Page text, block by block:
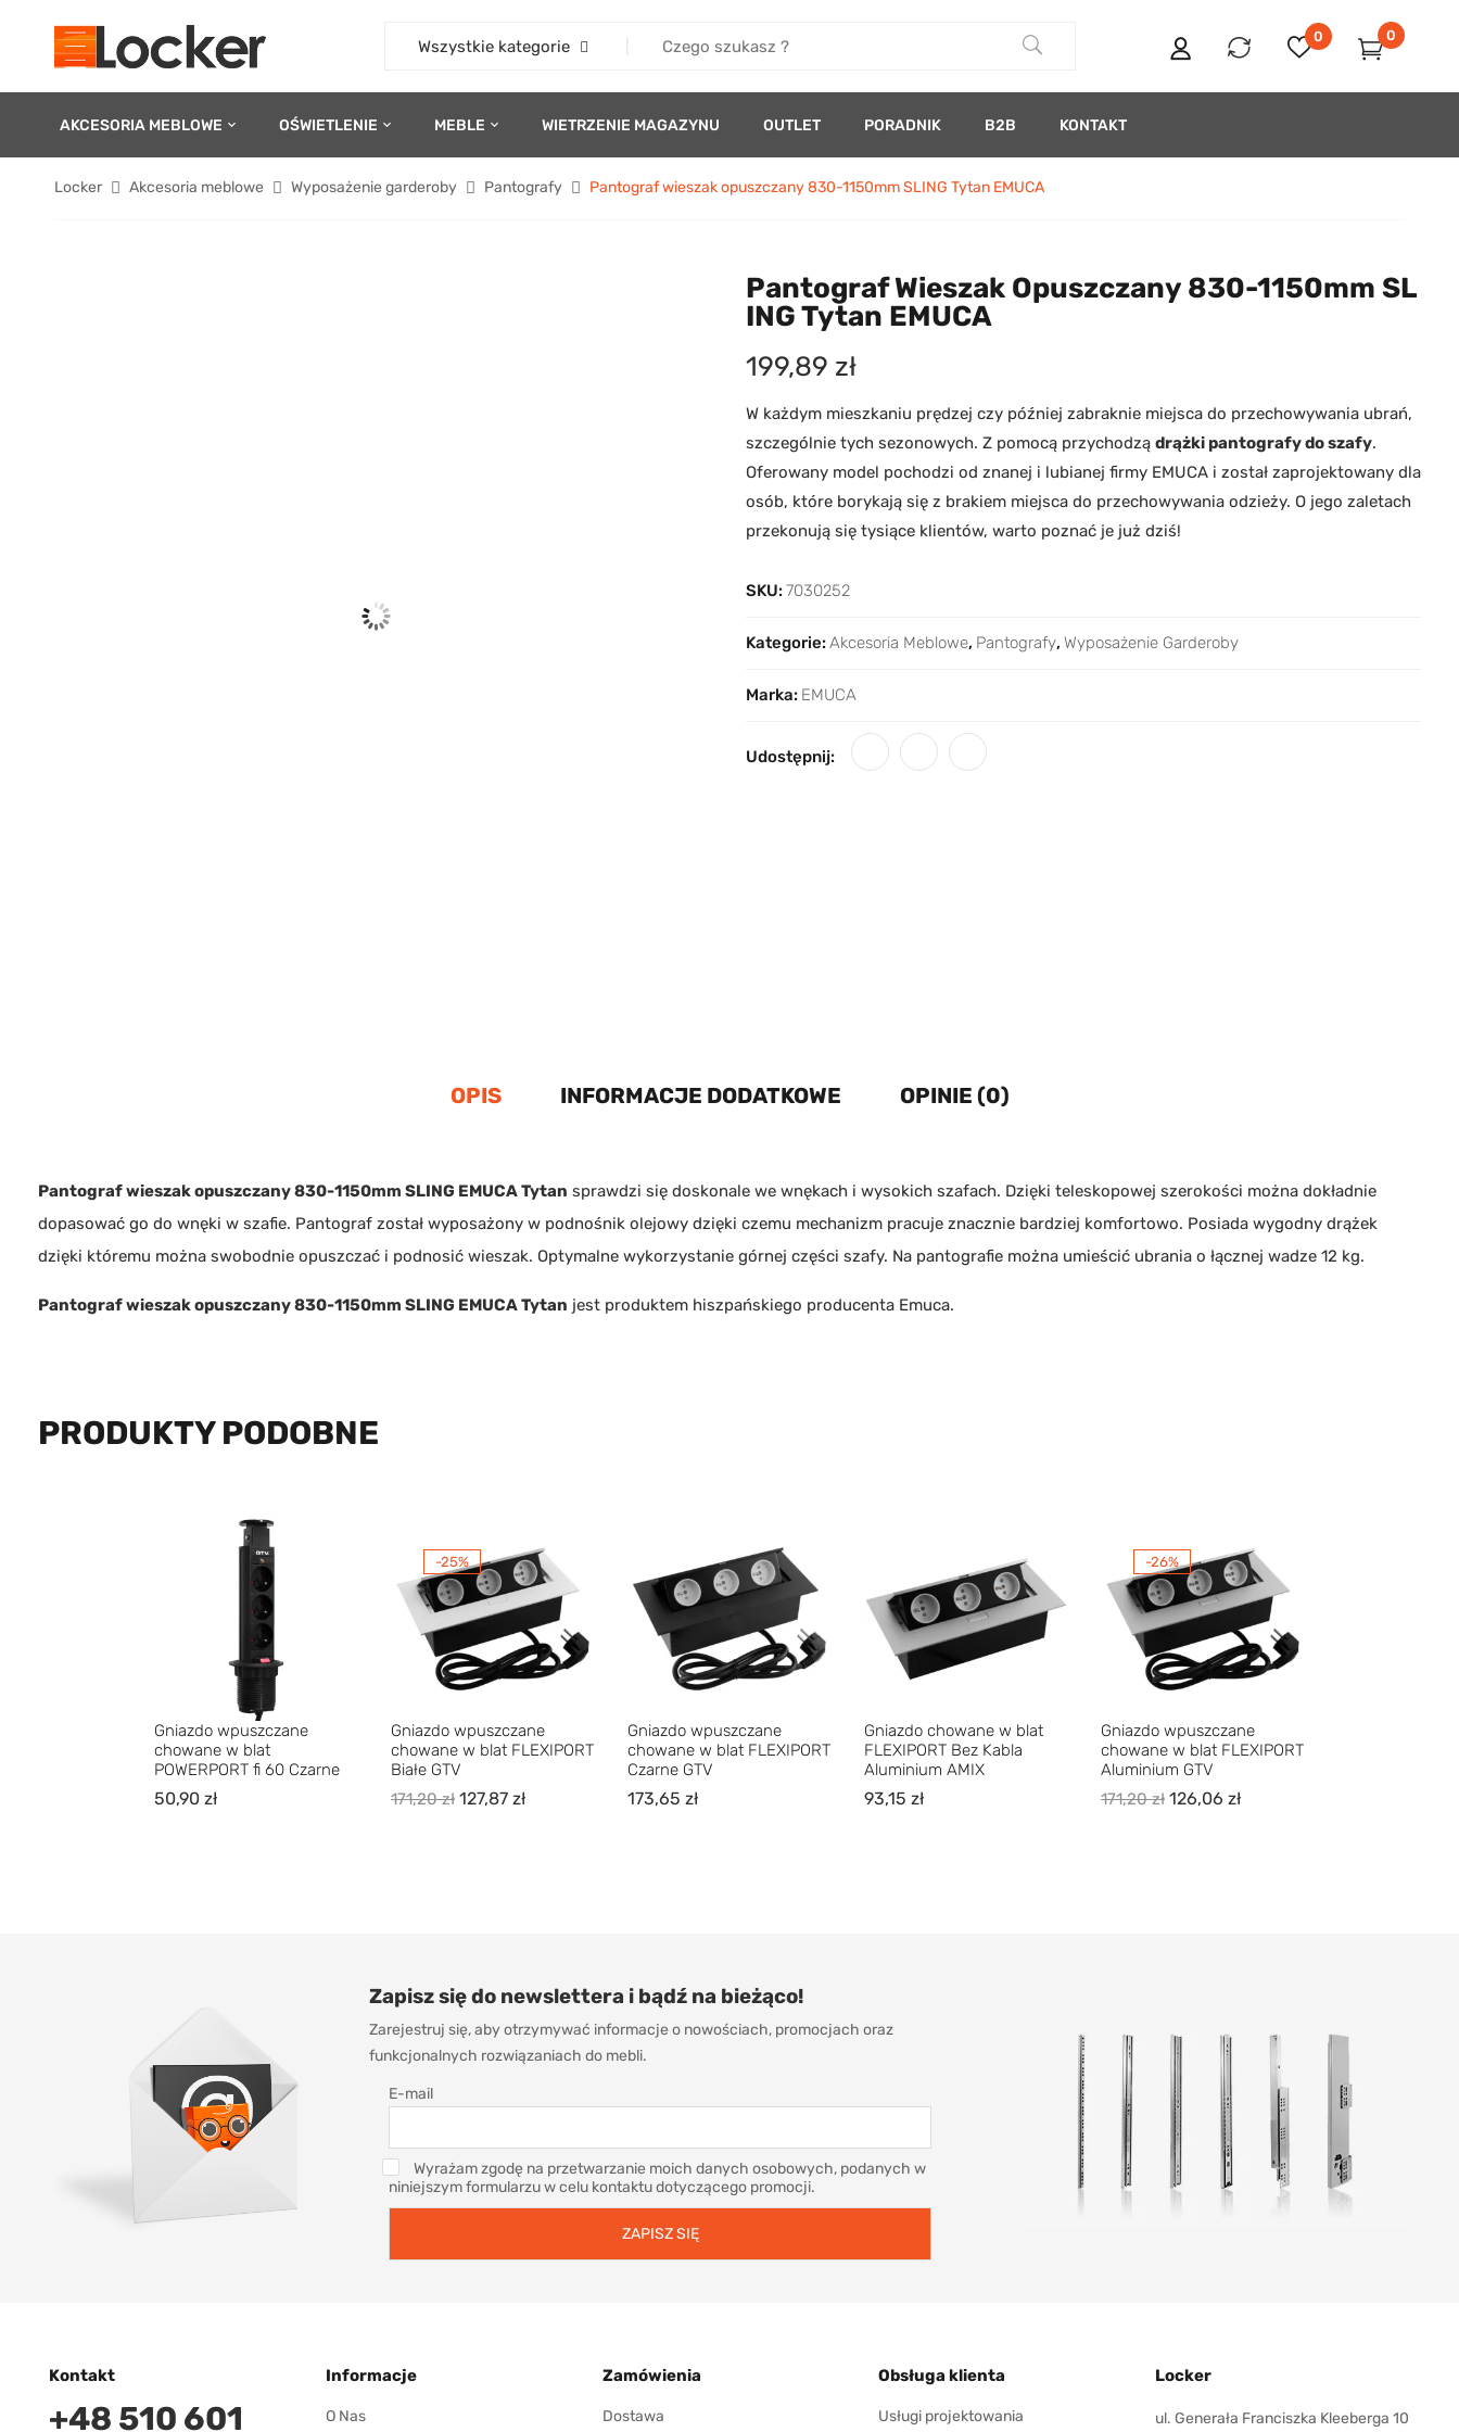
Wszystkie kategorie
0 0
AKCESORIA MEBLOWE OŚWIETLENIE MEBLE WIETRZENIE MAGAZYNU OUTLET PORADNIK B2B KONTAKT
Locker Akcesoria meblowe Wyposażenie garderoby Pantografy Pantograf wieszak opuszczany 830-1150mm SLING Tytan EMUCA
Pantograf Wieszak Opuszczany 830-1150mm SL
ING Tytan EMUCA
199,89 zł
W każdym mieszkaniu prędzej czy później zabraknie miejsca do przechowywania ubrań,
szczególnie tych sezonowych. Z pomocą przychodzą drążki pantografy do szafy.
Oferowany model pochodzi od znanej i lubianej firmy EMUCA i został zaprojektowany dla
osób, które borykają się z brakiem miejsca do przechowywania odzieży. O jego zaletach
przekonują się tysiące klientów, warto poznać je już dziś!
SKU:7030252
Kategorie:Akcesoria Meblowe, Pantografy, Wyposażenie Garderoby
Marka: EMUCA
Udostępnij:
OPIS INFORMACJE DODATKOWE OPINIE (0)
Pantograf wieszak opuszczany 830-1150mm SLING EMUCA Tytan sprawdzi się doskonale we wnękach i wysokich szafach. Dzięki teleskopowej szerokości można dokładnie
dopasować go do wnęki w szafie. Pantograf został wyposażony w podnośnik olejowy dzięki czemu mechanizm pracuje znacznie bardziej komfortowo. Posiada wygodny drążek
dzięki któremu można swobodnie opuszczać i podnosić wieszak. Optymalne wykorzystanie górnej części szafy. Na pantografie można umieścić ubrania o łącznej wadze 12 kg.
Pantograf wieszak opuszczany 830-1150mm SLING EMUCA Tytan jest produktem hiszpańskiego producenta Emuca.
PRODUKTY PODOBNE
Gniazdo wpuszczane
chowane w blat
POWERPORT fi 60 Czarne
50,90 zł
-25%
Gniazdo wpuszczane
chowane w blat FLEXIPORT
Białe GTV
171,20zł 127,87 zł
Gniazdo wpuszczane
chowane w blat FLEXIPORT
Czarne GTV
173,65 zł
Gniazdo chowane w blat
FLEXIPORT Bez Kabla
Aluminium AMIX
93,15 zł
-26%
Gniazdo wpuszczane
chowane w blat FLEXIPORT
Aluminium GTV
171,20zł 126,06 zł
Zapisz się do newslettera i bądź na bieżąco!
Zarejestruj się, aby otrzymywać informacje o nowościach, promocjach oraz
funkcjonalnych rozwiązaniach do mebli.
E-mail
Wyrażam zgodę na przetwarzanie moich danych osobowych, podanych w
niniejszym formularzu w celu kontaktu dotyczącego promocji.
Kontakt
+48 510 601
Informacje
O Nas
Zamówienia
Dostawa
Obsługa klienta
Usługi projektowania
Locker
ul. Generała Franciszka Kleeberga 10